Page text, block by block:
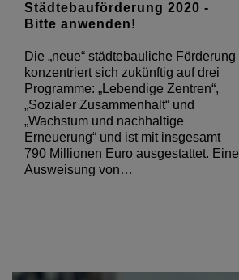
Städtebauförderung 2020 -
Bitte anwenden!
Die „neue“ städtebauliche Förderung
konzentriert sich zukünftig auf drei
Programme: „Lebendige Zentren“,
„Sozialer Zusammenhalt“ und
„Wachstum und nachhaltige
Erneuerung“ und ist mit insgesamt
790 Millionen Euro ausgestattet. Eine
Ausweisung von…